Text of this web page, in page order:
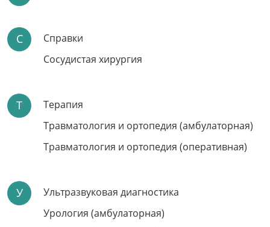
ЛАЗЕРНОЕ ЛЕЧЕНИЕ
НЕДЕРЖАНИЯ МОЧИ
С
Справки
Сосудистая хирургия
Т
Терапия
Травматология и ортопедия (амбулаторная)
Травматология и ортопедия (оперативная)
У
Ультразвуковая диагностика
Урология (амбулаторная)